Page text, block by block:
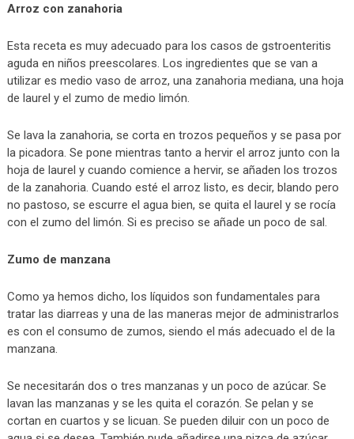
Arroz con zanahoria
Esta receta es muy adecuado para los casos de gstroenteritis
aguda en niños preescolares. Los ingredientes que se van a
utilizar es medio vaso de arroz, una zanahoria mediana, una hoja
de laurel y el zumo de medio limón.
Se lava la zanahoria, se corta en trozos pequeños y se pasa por
la picadora. Se pone mientras tanto a hervir el arroz junto con la
hoja de laurel y cuando comience a hervir, se añaden los trozos
de la zanahoria. Cuando esté el arroz listo, es decir, blando pero
no pastoso, se escurre el agua bien, se quita el laurel y se rocía
con el zumo del limón. Si es preciso se añade un poco de sal.
Zumo de manzana
Como ya hemos dicho, los líquidos son fundamentales para
tratar las diarreas y una de las maneras mejor de administrarlos
es con el consumo de zumos, siendo el más adecuado el de la
manzana.
Se necesitarán dos o tres manzanas y un poco de azúcar. Se
lavan las manzanas y se les quita el corazón. Se pelan y se
cortan en cuartos y se licuan. Se pueden diluir con un poco de